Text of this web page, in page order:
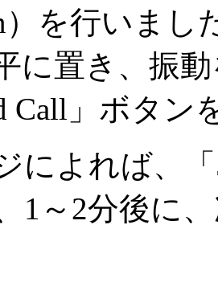
）を行いまし
に置き、振
Call」ボタ
によれば、
1～2分後に